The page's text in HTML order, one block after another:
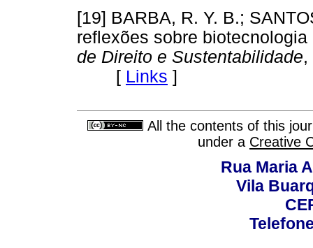
[19] BARBA, R. Y. B.;
reflexões sobre
de Direito e Sustentabilidade,
[ Links ]
All the contents of this
under a Creative
Rua Maria
Vila